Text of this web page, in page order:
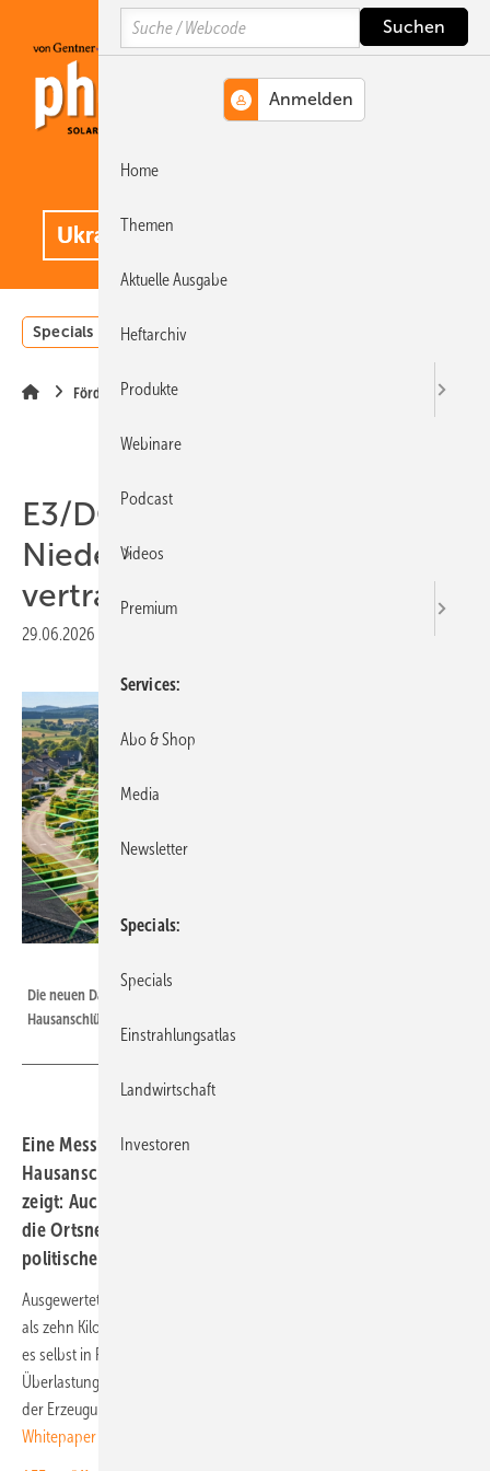
Hauptinhalt
Hauptmenü
SiteSearch
Specials Einstrahlungsatlas
Förderung
E3/DC-Analyse:
Niederspannungsnetze
vertragen mehr Solarstrom
29.06.2026
Die neuen Daten von rund 110.000 Spannungsmessungen bei
Hausanschlüssen verraten einiges über die Netzaufnahmekapazität.
Eine Messkampagne von E3/DC an rund 110.000
Hausanschlüssen über das Pfingstwochenende im Mai
zeigt: Auch in Regionen mit hoher Anlagendichte bleiben
die Ortsnetze stabil. Der Hersteller leitet daraus
politische Forderungen zur Einspeisevergütung ab.
Ausgewertet wurden dabei Daten von Photovoltaikanlagen mit mehr
als zehn Kilowatt Leistung. Nach Angaben des Unternehmens kommt
es selbst in Regionen mit sehr hoher Anlagendichte weder zu
Überlastungen der Ortsnetze noch zu nennenswerten Abschaltungen
der Erzeugungsanlagen. Die Ergebnisse hat
Whitepaper
Search
Home
Themen
Aktuelle Ausgabe
Heftarchiv
Produkte
Webinare
Podcast
Videos
Premium
Services
Abo & Shop
Media
Newsletter
Specials
Specials
Einstrahlungsatlas
Landwirtschaft
Investoren